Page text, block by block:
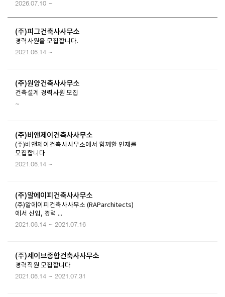
2026.07.10 ~
(주)피그건축사사무소
경력사원을 모집합니다.
2021.06.14 ~
(주)원양건축사사무소
건축설계 경력사원 모집
~
(주)비앤제이건축사사무소
(주)비앤제이건축사사무소에서 함께할 인재를
모집합니다
2021.06.14 ~
(주)알에이피건축사사무소
(주)알에이피건축사사무소 (RAParchitects)
에서 신입, 경력 ...
2021.06.14 ~ 2021.07.16
(주)세이브종합건축사사무소
경력직원 모집합니다
2021.06.14 ~ 2021.07.31